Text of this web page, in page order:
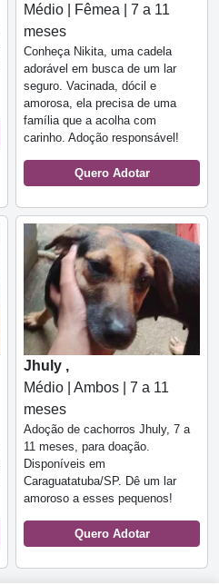
Médio | Fêmea | 7 a 11
meses
Conheça Nikita, uma cadela
adorável em busca de um lar
seguro. Vacinada, dócil e
amorosa, ela precisa de uma
família que a acolha com
carinho. Adoção responsável!
Quero Adotar
Jhuly ,
Médio | Ambos | 7 a 11
meses
Adoção de cachorros Jhuly, 7 a
11 meses, para doação.
Disponíveis em
Caraguatatuba/SP. Dê um lar
amoroso a esses pequenos!
Quero Adotar